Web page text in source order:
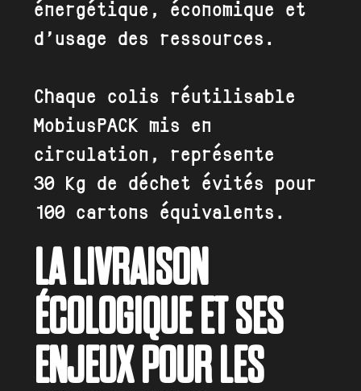
énergétique, économique et
d’usage des ressources.
Chaque colis réutilisable
MobiusPACK mis en
circulation, représente
30 kg de déchet évités pour
100 cartons équivalents.
LA LIVRAISON
ÉCOLOGIQUE ET SES
ENJEUX POUR LES